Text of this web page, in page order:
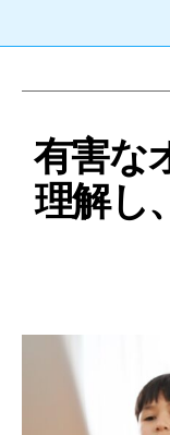
有害な
理解し